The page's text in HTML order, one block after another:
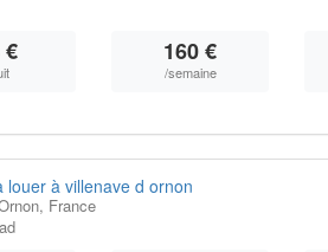
€ 160 €
/semaine
louer à villenave d ornon
France